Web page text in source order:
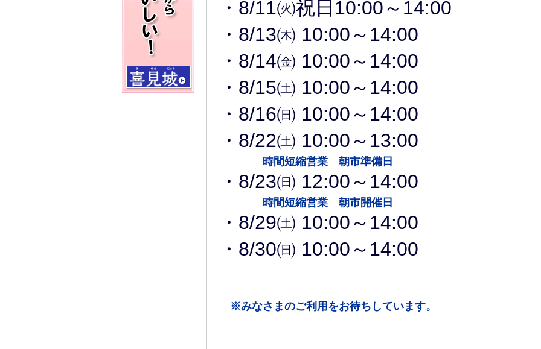
・8/11㈫祝日 10:00～14:00
・8/13㈭ 10:00～14:00
・8/14㈮ 10:00～14:00
・8/15㈯ 10:00～14:00
・8/16㈰ 10:00～14:00
・8/22㈯ 10:00～13:00
時間短縮営業 朝市準備日
・8/23㈰ 12:00～14:00
時間短縮営業 朝市開催日
・8/29㈯ 10:00～14:00
・8/30㈰ 10:00～14:00
※みなさまのご利用をお待ちしています。